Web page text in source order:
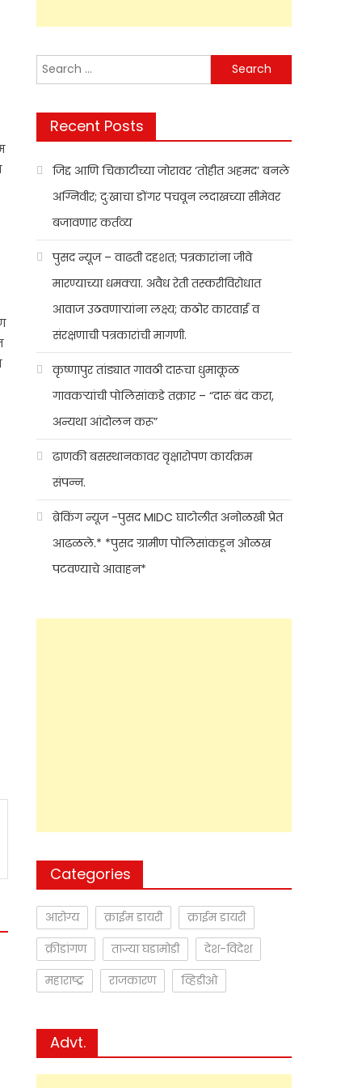
Search
for:
Recent Posts
जिद्द आणि चिकाटीच्या जोरावर ‘तोहीत अहमद’ बनले
अग्निवीर; दुःखाचा डोंगर पचवून लदाखच्या सीमेवर
बजावणार कर्तव्य
पुसद न्यूज – वाढती दहशत; पत्रकारांना जीवे
मारण्याच्या धमक्या. अवैध रेती तस्करीविरोधात
आवाज उठवणाऱ्यांना लक्ष्य; कठोर कारवाई व
संरक्षणाची पत्रकारांची मागणी.
कृष्णापुर तांड्यात गावठी दारूचा धुमाकूळ
गावकऱ्यांची पोलिसांकडे तक्रार – “दारू बंद करा,
अन्यथा आंदोलन करू”
ढाणकी बसस्थानकावर वृक्षारोपण कार्यक्रम
संपन्न.
ब्रेकिंग न्यूज -पुसद MIDC घाटोलीत अनोळखी प्रेत
आढळले.* *पुसद ग्रामीण पोलिसांकडून ओळख
पटवण्याचे आवाहन*
Categories
आरोग्य क्राईम डायरी
क्राईम डायरी
क्रीडांगण
ताज्या घडामोडी
देश-विदेश
महाराष्ट्र
राजकारण व्हिडीओ
Advt.